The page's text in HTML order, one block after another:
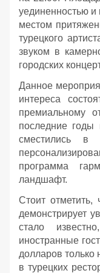
уединенностью и
местом
турецкого
звуком в
городских
Данное
интереса
премиальному
последние годы
сместились в
программа
ландшафт.
Стоит отметить,
демонстрирует
стало
иностранные
долларов только
в турецких